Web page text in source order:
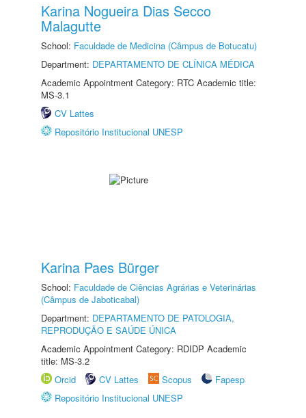
Karina Nogueira Dias Secco
Malagutte
School: Faculdade de Medicina (Câmpus de Botucatu)
Department: DEPARTAMENTO DE CLÍNICA MÉDICA
Academic Appointment Category: RTC Academic title:
MS-3.1
CV Lattes
Repositório Institucional UNESP
Karina Paes Bürger
School: Faculdade de Ciências Agrárias e Veterinárias
(Câmpus de Jaboticabal)
Department: DEPARTAMENTO DE PATOLOGIA,
REPRODUÇÃO E SAÚDE ÚNICA
Academic Appointment Category: RDIDP Academic
title: MS-3.2
Orcid
CV Lattes Scopus
Fapesp
Repositório Institucional UNESP